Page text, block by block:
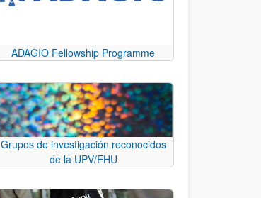
ADAGIO Fellowship Programme
Grupos de investigación reconocidos
de la UPV/EHU